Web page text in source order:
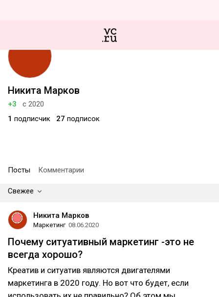
Никита Марков
+3
с 2020
1 подписчик 27 подписок
Посты Комментарии
Свежее
Никита Марков
Маркетинг 08.06.2020
Почему ситуативный маркетинг -это не
всегда хорошо?
Креатив и ситуатив являются двигателями
маркетинга в 2020 году. Но вот что будет, если